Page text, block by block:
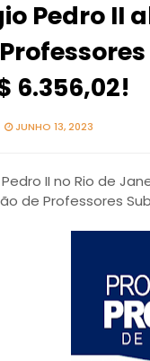
Pedro II
6.356,02!
JUNHO 13, 2023
II no Rio de
de Professores